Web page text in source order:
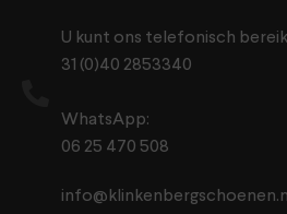
U kunt ons telefonisch
31 (0)40 2853340
WhatsApp:
06 25 470 508
info@klinkenbergschoenen.nl